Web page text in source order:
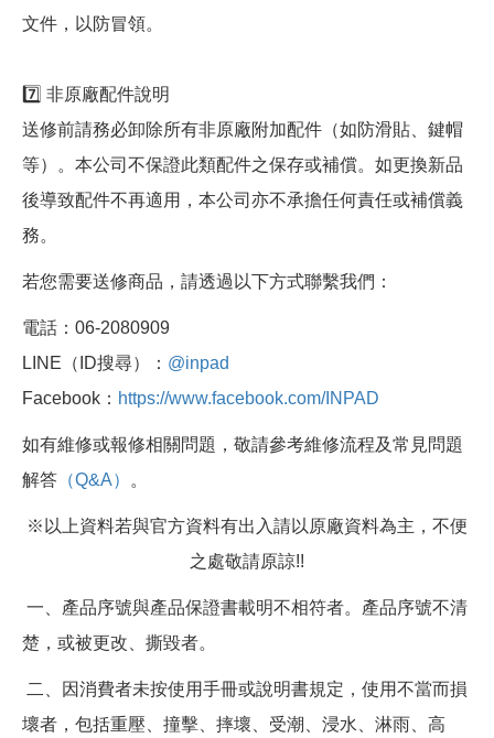
文件，以防冒領。
7️⃣ 非原廠配件說明
送修前請務必卸除所有非原廠附加配件（如防滑貼、鍵帽
等）。本公司不保證此類配件之保存或補償。如更換新品
後導致配件不再適用，本公司亦不承擔任何責任或補償義
務。
若您需要送修商品，請透過以下方式聯繫我們：
電話：06-2080909
LINE（ID搜尋）： @inpad
Facebook： https://www.facebook.com/INPAD
如有維修或報修相關問題，敬請參考維修流程及常見問題
解答 （Q&A） 。
※以上資料若與官方資料有出入請以原廠資料為主，不便
之處敬請原諒!!
一、產品序號與產品保證書載明不相符者。產品序號不清
楚，或被更改、撕毀者。
二、因消費者未按使用手冊或說明書規定，使用不當而損
壞者，包括重壓、撞擊、摔壞、受潮、浸水、淋雨、高